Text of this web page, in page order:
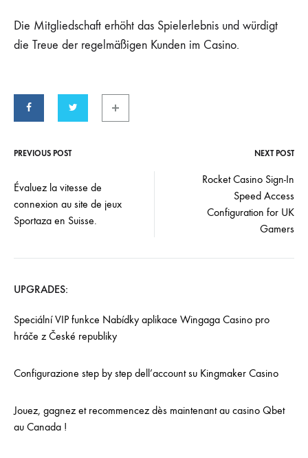
Die Mitgliedschaft erhöht das Spielerlebnis und würdigt
die Treue der regelmäßigen Kunden im Casino.
PREVIOUS POST NEXT POST
Évaluez la vitesse de
connexion au site de jeux
Sportaza en Suisse.
Rocket Casino Sign-In
Speed Access
Configuration for UK
Gamers
UPGRADES:
Speciální VIP funkce Nabídky aplikace Wingaga Casino pro
hráče z České republiky
Configurazione step by step dell’account su Kingmaker Casino
Jouez, gagnez et recommencez dès maintenant au casino Qbet
au Canada !